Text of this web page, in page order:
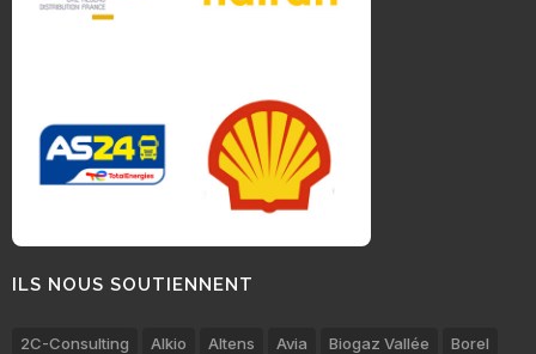
ILS NOUS SOUTIENNENT
2C-Consulting Alkio Altens Avia Biogaz Vallée
Borel